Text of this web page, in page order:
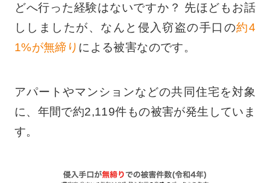
どへ行った経験はないですか？ 先ほどもお話
ししましたが、なんと侵入窃盗の手口の約4
1%が無締り による被害なのです。
アパートやマンションなどの共同住宅を対象
に、年間で約2,119件もの被害が発生していま
す。